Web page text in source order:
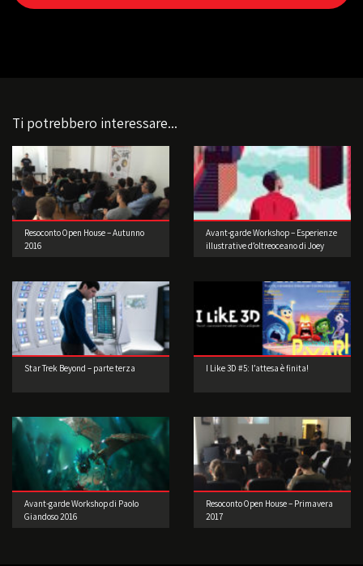
Ti potrebbero interessare...
Resoconto Open House – Autunno
2016
Avant-garde Workshop – Esperienze
illustrative d’oltreoceano di Joey
Star Trek Beyond – parte terza I Like 3D #5: l’attesa è finita!
Avant-garde Workshop di Paolo
Giandoso 2016
Resoconto Open House – Primavera
2017